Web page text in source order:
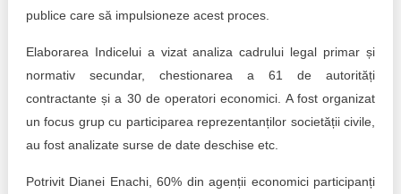
publice care să impulsioneze acest proces.
Elaborarea Indicelui a vizat analiza cadrului legal primar și
normativ secundar, chestionarea a 61 de autorități
contractante și a 30 de operatori economici. A fost organizat
un focus grup cu participarea reprezentanților societății civile,
au fost analizate surse de date deschise etc.
Potrivit Dianei Enachi, 60% din agenții economici participanți